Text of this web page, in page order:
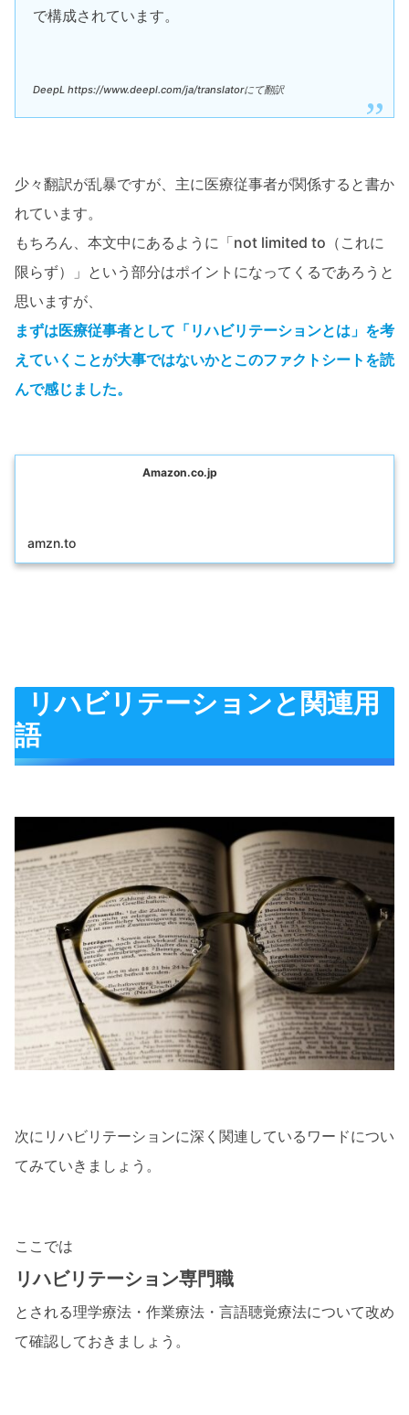
で構成されています。
DeepL https://www.deepl.com/ja/translatorにて翻訳
少々翻訳が乱暴ですが、主に医療従事者が関係すると書か
れています。
もちろん、本文中にあるように「not limited to（これに
限らず）」という部分はポイントになってくるであろうと
思いますが、
まずは医療従事者として「リハビリテーションとは」を考
えていくことが大事ではないかとこのファクトシートを読
んで感じました。
Amazon.co.jp
amzn.to
リハビリテーションと関連用
語
次にリハビリテーションに深く関連しているワードについ
てみていきましょう。
ここでは
リハビリテーション専門職
とされる理学療法・作業療法・言語聴覚療法について改め
て確認しておきましょう。